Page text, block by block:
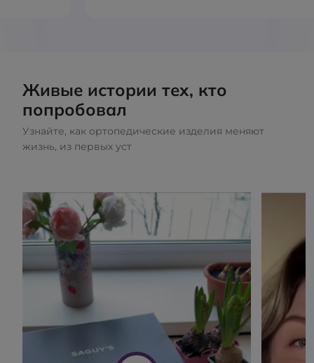
Живые истории тех, кто
попробовал
Узнайте, как ортопедические изделия меняют
жизнь, из первых уст